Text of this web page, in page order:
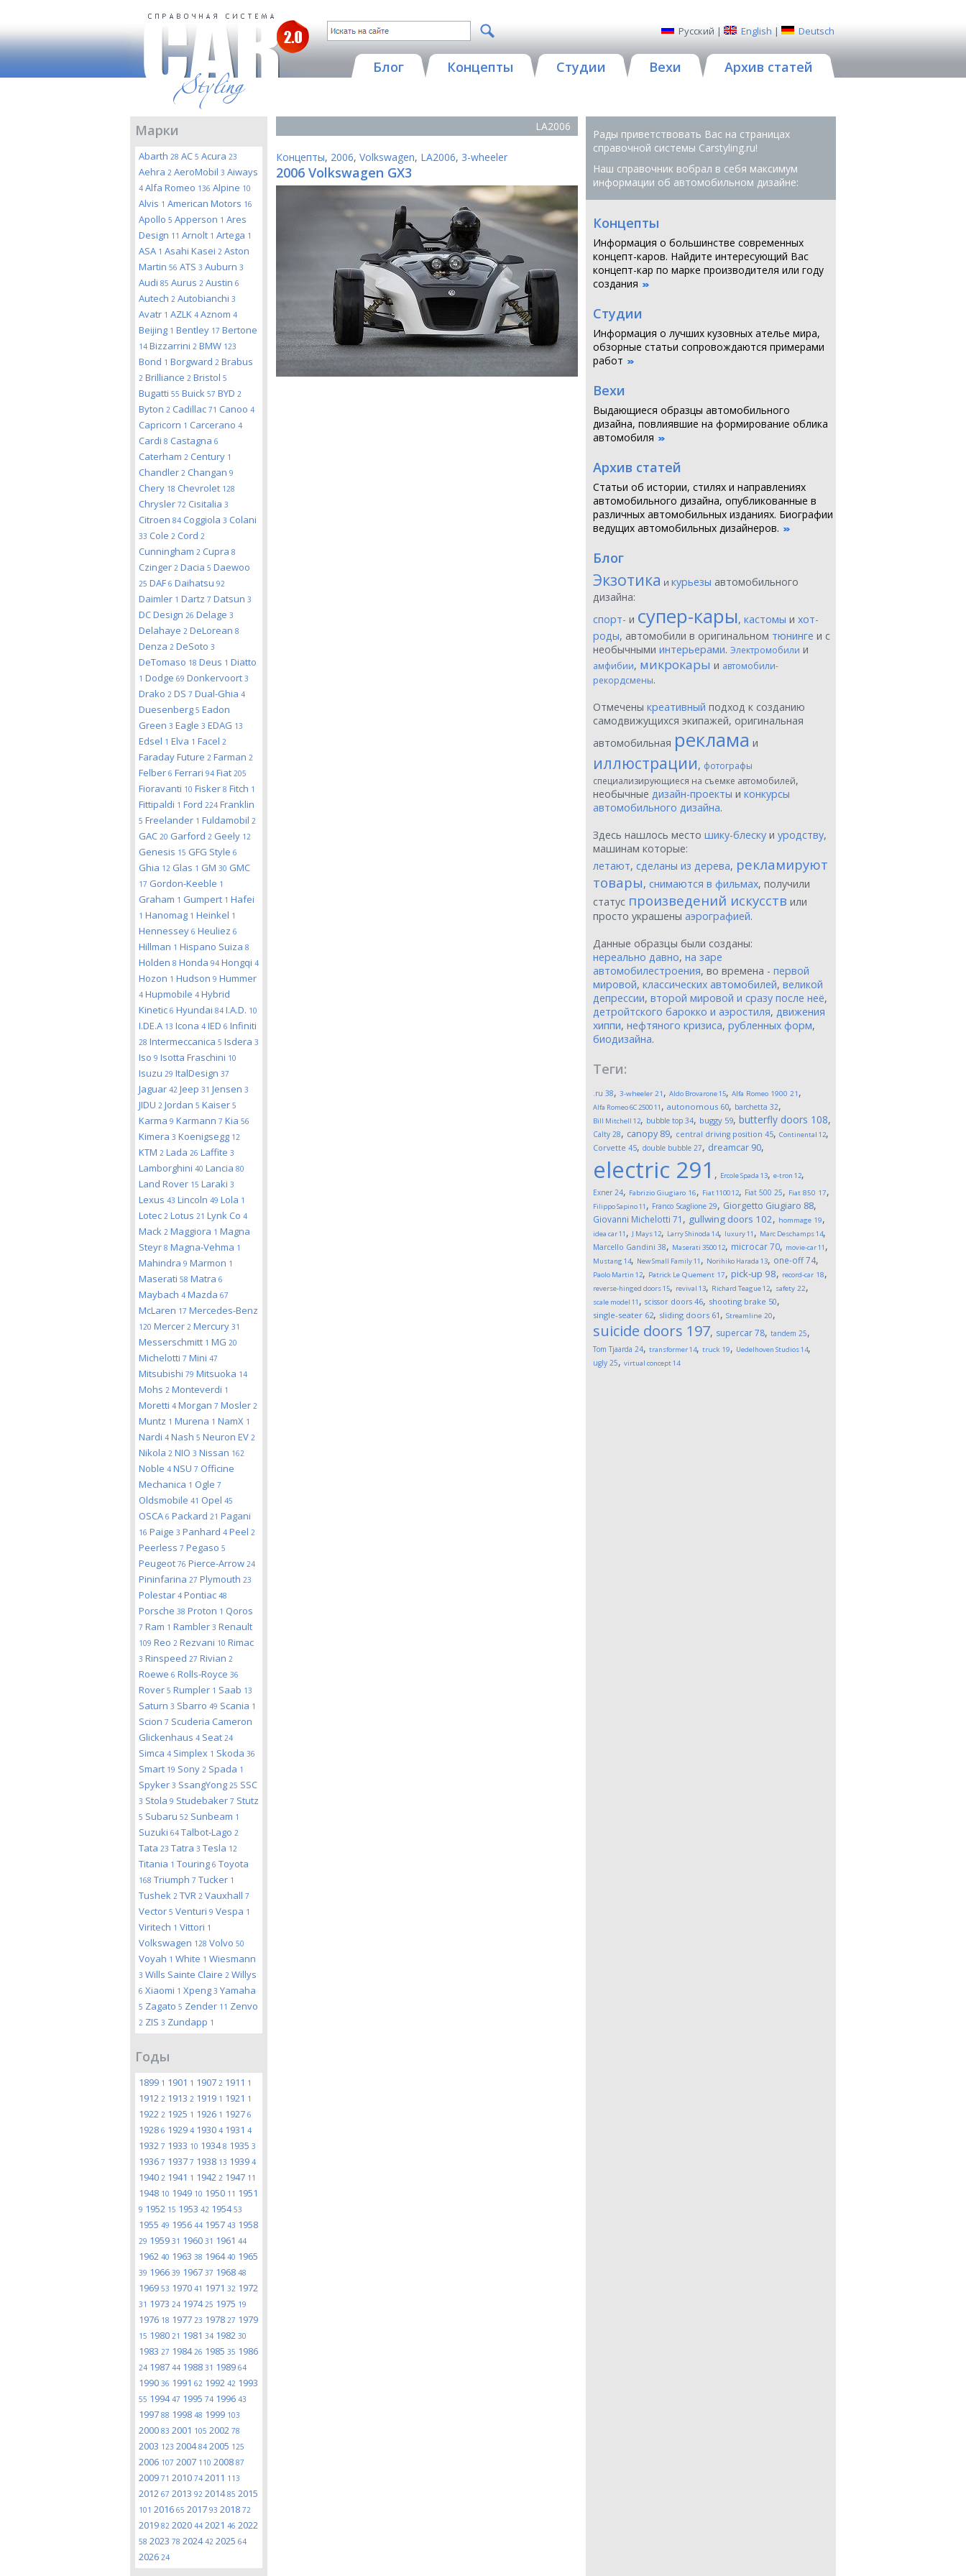
Русский | English | Deutsch
Блог Концепты Студии Вехи Архив статей
Марки
Abarth 28 AC 5 Acura 23
Aehra 2 AeroMobil 3 Aiways
4 Alfa Romeo 136 Alpine 10
Alvis 1 American Motors 16
Apollo 5 Apperson 1 Ares
Design 11 Arnolt 1 Artega 1
ASA 1 Asahi Kasei 2 Aston
Martin 56 ATS 3 Auburn 3
Audi 85 Aurus 2 Austin 6
Autech 2 Autobianchi 3
Avatr 1 AZLK 4 Aznom 4
Beijing 1 Bentley 17 Bertone
14 Bizzarrini 2 BMW 123
Bond 1 Borgward 2 Brabus
2 Brilliance 2 Bristol 5
Bugatti 55 Buick 57 BYD 2
Byton 2 Cadillac 71 Canoo 4
Capricorn 1 Carcerano 4
Cardi 8 Castagna 6
Caterham 2 Century 1
Chandler 2 Changan 9
Chery 18 Chevrolet 128
Chrysler 72 Cisitalia 3
Citroen 84 Coggiola 3 Colani
33 Cole 2 Cord 2
Cunningham 2 Cupra 8
Czinger 2 Dacia 5 Daewoo
25 DAF 6 Daihatsu 92
Daimler 1 Dartz 7 Datsun 3
DC Design 26 Delage 3
Delahaye 2 DeLorean 8
Denza 2 DeSoto 3
DeTomaso 18 Deus 1 Diatto
1 Dodge 69 Donkervoort 3
Drako 2 DS 7 Dual-Ghia 4
Duesenberg 5 Eadon
Green 3 Eagle 3 EDAG 13
Edsel 1 Elva 1 Facel 2
Faraday Future 2 Farman 2
Felber 6 Ferrari 94 Fiat 205
Fioravanti 10 Fisker 8 Fitch 1
Fittipaldi 1 Ford 224 Franklin
5 Freelander 1 Fuldamobil 2
GAC 20 Garford 2 Geely 12
Genesis 15 GFG Style 6
Ghia 12 Glas 1 GM 30 GMC
17 Gordon-Keeble 1
Graham 1 Gumpert 1 Hafei
1 Hanomag 1 Heinkel 1
Hennessey 6 Heuliez 6
Hillman 1 Hispano Suiza 8
Holden 8 Honda 94 Hongqi 4
Hozon 1 Hudson 9 Hummer
4 Hupmobile 4 Hybrid
Kinetic 6 Hyundai 84 I.A.D. 10
I.DE.A 13 Icona 4 IED 6 Infiniti
28 Intermeccanica 5 Isdera 3
Iso 9 Isotta Fraschini 10
Isuzu 29 ItalDesign 37
Jaguar 42 Jeep 31 Jensen 3
JIDU 2 Jordan 5 Kaiser 5
Karma 9 Karmann 7 Kia 56
Kimera 3 Koenigsegg 12
KTM 2 Lada 26 Laffite 3
Lamborghini 40 Lancia 80
Land Rover 15 Laraki 3
Lexus 43 Lincoln 49 Lola 1
Lotec 2 Lotus 21 Lynk Co 4
Mack 2 Maggiora 1 Magna
Steyr 8 Magna-Vehma 1
Mahindra 9 Marmon 1
Maserati 58 Matra 6
Maybach 4 Mazda 67
McLaren 17 Mercedes-Benz
120 Mercer 2 Mercury 31
Messerschmitt 1 MG 20
Michelotti 7 Mini 47
Mitsubishi 79 Mitsuoka 14
Mohs 2 Monteverdi 1
Moretti 4 Morgan 7 Mosler 2
Muntz 1 Murena 1 NamX 1
Nardi 4 Nash 5 Neuron EV 2
Nikola 2 NIO 3 Nissan 162
Noble 4 NSU 7 Officine
Mechanica 1 Ogle 7
Oldsmobile 41 Opel 45
OSCA 6 Packard 21 Pagani
16 Paige 3 Panhard 4 Peel 2
Peerless 7 Pegaso 5
Peugeot 76 Pierce-Arrow 24
Pininfarina 27 Plymouth 23
Polestar 4 Pontiac 48
Porsche 38 Proton 1 Qoros
7 Ram 1 Rambler 3 Renault
109 Reo 2 Rezvani 10 Rimac
3 Rinspeed 27 Rivian 2
Roewe 6 Rolls-Royce 36
Rover 5 Rumpler 1 Saab 13
Saturn 3 Sbarro 49 Scania 1
Scion 7 Scuderia Cameron
Glickenhaus 4 Seat 24
Simca 4 Simplex 1 Skoda 36
Smart 19 Sony 2 Spada 1
Spyker 3 SsangYong 25 SSC
3 Stola 9 Studebaker 7 Stutz
5 Subaru 52 Sunbeam 1
Suzuki 64 Talbot-Lago 2
Tata 23 Tatra 3 Tesla 12
Titania 1 Touring 6 Toyota
168 Triumph 7 Tucker 1
Tushek 2 TVR 2 Vauxhall 7
Vector 5 Venturi 9 Vespa 1
Viritech 1 Vittori 1
Volkswagen 128 Volvo 50
Voyah 1 White 1 Wiesmann
3 Wills Sainte Claire 2 Willys
6 Xiaomi 1 Xpeng 3 Yamaha
5 Zagato 5 Zender 11 Zenvo
2 ZIS 3 Zundapp 1
Годы
1899 1 1901 1 1907 2 1911 1
1912 2 1913 2 1919 1 1921 1
1922 2 1925 1 1926 1 1927 6
1928 6 1929 4 1930 4 1931 4
1932 7 1933 10 19348 1935 3
1936 7 1937 7 1938 13 1939 4
1940 2 1941 1 1942 2 1947 11
1948 10 1949 10 1950 11 1951
9 1952 15 1953 42 195453
1955 49 1956 44 1957 43 1958
29 1959 31 1960 31 1961 44
1962 40 1963 38 196440 1965
39 1966 39 1967 37 1968 48
1969 53 1970 41 1971 32 1972
31 1973 24 197425 1975 19
1976 18 1977 23 1978 27 1979
15 1980 21 1981 34 1982 30
1983 27 198426 1985 35 1986
24 1987 44 1988 31 1989 64
1990 36 1991 62 1992 42 1993
55 199447 1995 74 1996 43
1997 88 1998 48 1999 103
2000 83 2001 105 2002 78
2003 123 200484 2005 125
2006 107 2007 110 2008 87
2009 71 2010 74 2011 113
2012 67 2013 92 201485 2015
101 2016 65 2017 93 2018 72
2019 82 2020 44 2021 46 2022
58 2023 78 202442 2025 64
2026 24
LA2006
Концепты, 2006, Volkswagen, LA2006, 3-wheeler
2006 Volkswagen GX3
Рады приветствовать Вас на страницах
справочной системы Сarstyling.ru!
Наш справочник вобрал в себя максимум
информации об автомобильном дизайне:
Концепты
Информация о большинстве современных
концепт-каров. Найдите интересующий Вас
концепт-кар по марке производителя или году
создания
Студии
Информация о лучших кузовных ателье мира,
обзорные статьи сопровождаются примерами
работ
Вехи
Выдающиеся образцы автомобильного
дизайна, повлиявшие на формирование облика
автомобиля
Архив статей
Статьи об истории, стилях и направлениях
автомобильного дизайна, опубликованные в
различных автомобильных изданиях. Биографии
ведущих автомобильных дизайнеров.
Блог
Экзотика и курьезы автомобильного
дизайна:
спорт- и супер-кары, кастомы и хот-
роды, автомобили в оригинальном тюнинге и с
необычными интерьерами. Электромобили и
амфибии, микрокары и автомобили-
рекордсмены.
Отмечены креативный подход к созданию
самодвижущихся экипажей, оригинальная
автомобильная реклама и
иллюстрации, фотографы
специализирующиеся на съемке автомобилей,
необычные дизайн-проекты и конкурсы
автомобильного дизайна.
Здесь нашлось место шику-блеску и уродству,
машинам которые:
летают, сделаны из дерева, рекламируют
товары, снимаются в фильмах, получили
статус произведений искусств или
просто украшены аэрографией.
Данные образцы были созданы:
нереально давно, на заре
автомобилестроения, во времена - первой
мировой, классических автомобилей, великой
депрессии, второй мировой и сразу после неё,
детройтского барокко и аэростиля, движения
хиппи, нефтяного кризиса, рубленных форм,
биодизайна.
Теги:
.ru 38, 3-wheeler 21 , Aldo Brovarone15, Alfa Romeo 1900 21 ,
Alfa Romeo 6C 250011 , autonomous 60, barchetta 32,
Bill Mitchell 12, bubble top 34, buggy 59, butterfly doors 108,
Calty 28, canopy 89, central driving position 45, Continental 12,
Corvette 45, double bubble 27, dreamcar 90,
electric 291 , Ercole Spada 13, e-tron 12,
Exner 24, Fabrizio Giugiaro 16, Fiat 110012, Fiat 500 25, Fiat 850 17,
Filippo Sapino11 , Franco Scaglione 29, Giorgetto Giugiaro 88,
Giovanni Michelotti 71 , gullwing doors 102, hommage 19,
idea car11 , J Mays12, Larry Shinoda 14, luxury11 , Marc Deschamps14,
Marcello Gandini 38, Maserati 350012, microcar70, movie-car11 ,
Mustang 14, New Small Family11 , Norihiko Harada 13, one-off74,
Paolo Martin 12, Patrick Le Quement 17, pick-up 98, record-car 18,
reverse-hinged doors15, revival 13, Richard Teague12, safety 22,
scale model 11 , scissor doors 46, shooting brake 50,
single-seater 62, sliding doors 61 , Streamline 20,
suicide doors 197, supercar78, tandem 25,
Tom Tjaarda 24, transformer14, truck 19, Uedelhoven Studios14,
ugly 25, virtual concept14